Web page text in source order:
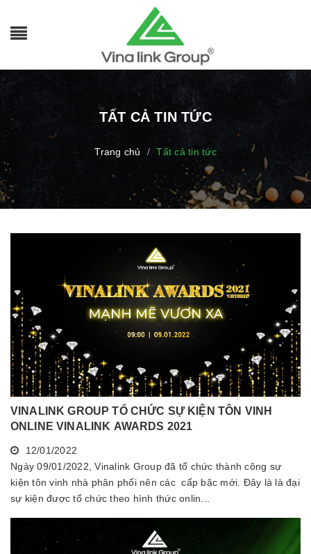
TẤT CẢ TIN TỨC
Trang chủ / Tất cả tin tức
VINALINK GROUP TỔ CHỨC SỰ KIỆN TÔN VINH
ONLINE VINALINK AWARDS 2021
12/01/2022
Ngày 09/01/2022, Vinalink Group đã tổ chức thành công sự
kiện tôn vinh nhà phân phối nên các cấp bậc mới. Đây là là đại
sự kiện được tổ chức theo hình thức onlin...